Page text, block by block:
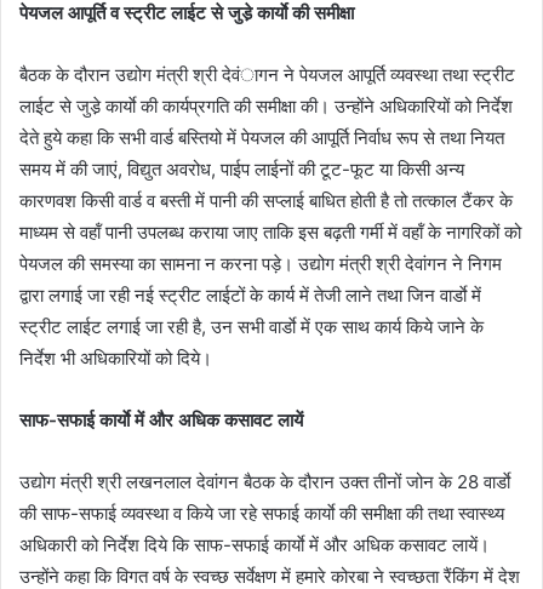
पेयजल आपूर्ति व स्ट्रीट लाईट से जुडे़ कार्याे की समीक्षा
बैठक के दौरान उद्योग मंत्री श्री देवंागन ने पेयजल आपूर्ति व्यवस्था तथा स्ट्रीट
लाईट से जुडे़ कार्याे की कार्यप्रगति की समीक्षा की। उन्होंने अधिकारियों को निर्देश
देते हुये कहा कि सभी वार्ड बस्तियो में पेयजल की आपूर्ति निर्वाध रूप से तथा नियत
समय में की जाएं, विद्युत अवरोध, पाईप लाईनों की टूट-फूट या किसी अन्य
कारणवश किसी वार्ड व बस्ती में पानी की सप्लाई बाधित होती है तो तत्काल टैंकर के
माध्यम से वहॉं पानी उपलब्ध कराया जाए ताकि इस बढ़ती गर्मी में वहॉं के नागरिकों को
पेयजल की समस्या का सामना न करना पड़े। उद्योग मंत्री श्री देवांगन ने निगम
द्वारा लगाई जा रही नई स्ट्रीट लाईटों के कार्य में तेजी लाने तथा जिन वार्डाे में
स्ट्रीट लाईट लगाई जा रही है, उन सभी वार्डाे में एक साथ कार्य किये जाने के
निर्देश भी अधिकारियों को दिये।
साफ-सफाई कार्याे में और अधिक कसावट लायें
उद्योग मंत्री श्री लखनलाल देवांगन बैठक के दौरान उक्त तीनों जोन के 28 वार्डाे
की साफ-सफाई व्यवस्था व किये जा रहे सफाई कार्याे की समीक्षा की तथा स्वास्थ्य
अधिकारी को निर्देश दिये कि साफ-सफाई कार्याे में और अधिक कसावट लायें।
उन्होंने कहा कि विगत वर्ष के स्वच्छ सर्वेक्षण में हमारे कोरबा ने स्वच्छता रैंकिंग में देश